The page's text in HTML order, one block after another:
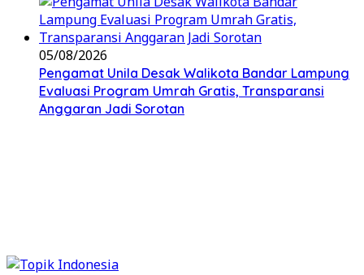
05/08/2026
Pengamat Unila Desak Walikota Bandar Lampung
Evaluasi Program Umrah Gratis, Transparansi
Anggaran Jadi Sorotan